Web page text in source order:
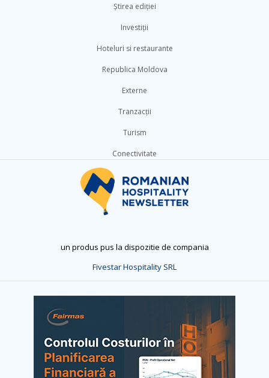
Știrea ediției
Investiții
Hoteluri si restaurante
Republica Moldova
Externe
Tranzacții
Turism
Conectivitate
un produs pus la dispozitie de compania
Fivestar Hospitality SRL